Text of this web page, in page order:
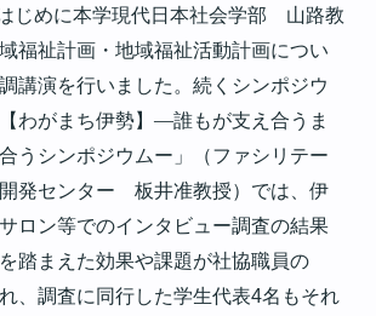
じめに本学現代日本社会学部 山路教
福祉計画・地域福祉活動計画につい
講演を行いました。続くシンポジウ
わがまち伊勢】―誰もが支え合うま
うシンポジウムー」（ファシリテー
発センター 板井准教授）では、伊
ロン等でのインタビュー調査の結果
踏まえた効果や課題が社協職員の
、調査に同行した学生代表4名もそれ